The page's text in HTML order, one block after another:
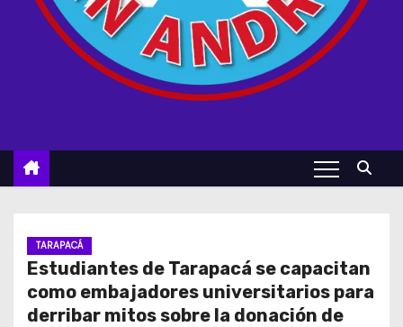
TARAPACÁ
Estudiantes de Tarapacá se capacitan
como embajadores universitarios para
derribar mitos sobre la donación de